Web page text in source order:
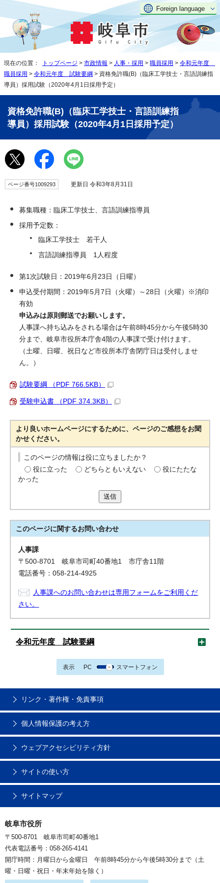
Foreign language
現在の位置： トップページ > 市政情報 > 人事・採用 > 職員採用 > 令和元年度
職員採用 > 令和元年度 試験要綱 > 資格免許職(B)（臨床工学技士・言語訓練指
導員）採用試験（2020年4月1日採用予定）
資格免許職(B)（臨床工学技士・言語訓練指
導員）採用試験（2020年4月1日採用予定）
ページ番号1009293 更新日 令和3年8月31日
募集職種：臨床工学技士、言語訓練指導員
採用予定数：
臨床工学技士 若干人
言語訓練指導員 1人程度
第1次試験日：2019年6月23日（日曜）
申込受付期間：2019年5月7日（火曜）～28日（火曜）※消印
有効
申込みは原則郵送でお願いします。
人事課へ持ち込みをされる場合は午前8時45分から午後5時30
分まで、岐阜市役所本庁舎4階の人事課で受け付けます。
（土曜、日曜、祝日など市役所本庁舎閉庁日は受付しませ
ん。）
試験要綱 （PDF 766.5KB）
受験申込書 （PDF 374.3KB）
より良いホームページにするために、ページのご感想をお聞
かせください。
このページの情報は役に立ちましたか？
役に立った
どちらともいえない
役にたたな
かった
送信
このページに関するお問い合わせ
人事課
〒500-8701 岐阜市司町40番地1 市庁舎11階
電話番号：058-214-4925
人事課へのお問い合わせは専用フォームをご利用くだ
さい。
令和元年度 試験要綱
表示 PC スマートフォン
リンク・著作権・免責事項
個人情報保護の考え方
ウェブアクセシビリティ方針
サイトの使い方
サイトマップ
岐阜市役所
〒500-8701 岐阜市司町40番地1
代表電話番号：058-265-4141
開庁時間：月曜日から金曜日 午前8時45分から午後5時30分まで（土
曜・日曜・祝日・年末年始を除く）